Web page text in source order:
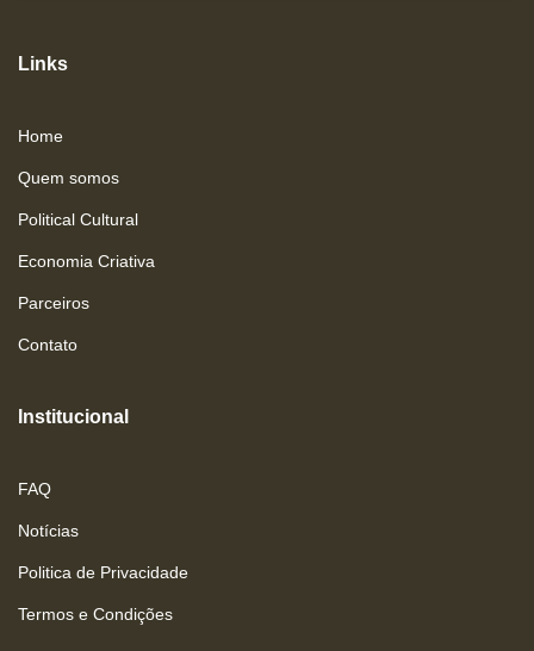
Links
Home
Quem somos
Political Cultural
Economia Criativa
Parceiros
Contato
Institucional
FAQ
Notícias
Politica de Privacidade
Termos e Condições